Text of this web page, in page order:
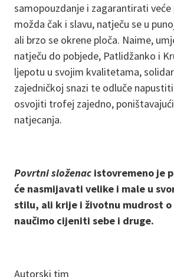
samopouzdanje i zagarantirati veće
možda čak i slavu, natječu se u
ali brzo se okrene ploča. Naime,
natječu do pobjede, Patlidžanko i
ljepotu u svojim kvalitetama,
zajedničkoj snazi te odluče
osvojiti trofej zajedno,
natjecanja.
Povrtni složenac istovremeno je
će nasmijavati velike i male u
stilu, ali krije i životnu mudrost o
naučimo cijeniti sebe i druge.
Autorski tim